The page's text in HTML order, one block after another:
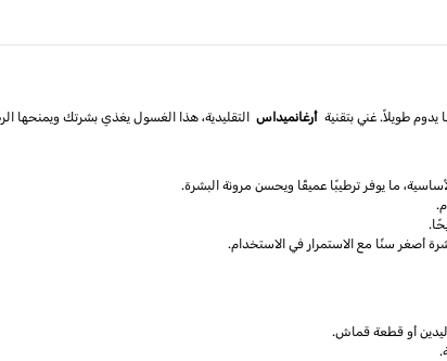
طويلاً. غني بتقنية أرغانميداس التقليدية، هذا الغسول يغذي بشرتك ويمنحها
أصغر سنًا مع الاستمرار في الاستخدام.
أو قطعة قماش.